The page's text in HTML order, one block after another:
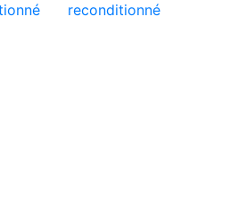
reconditionné